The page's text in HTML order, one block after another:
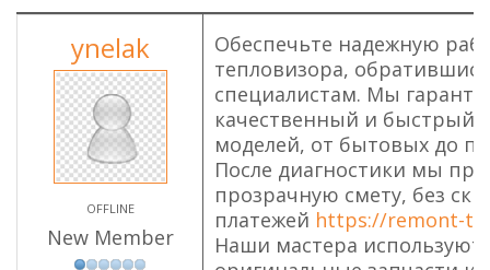
ynelak
OFFLINE
New Member
Обеспечьте надежную
тепловизора,
специалистам. Мы
качественный и быстрый
моделей, от бытовых до
После диагностики мы
прозрачную смету, без
платежей https://remont-
Наши мастера используют